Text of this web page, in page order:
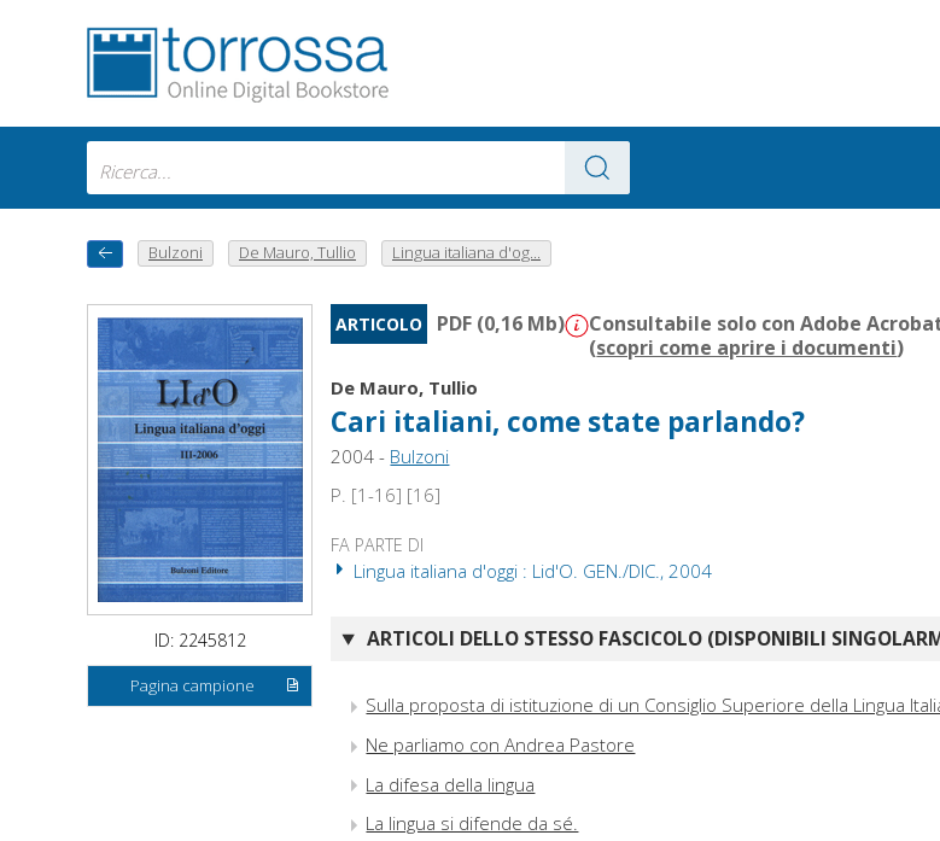
Bulzoni De Mauro, Tullio Lingua italiana d'og...
ID: 2245812
Pagina campione
ARTICOLO PDF (0,16 Mb)
Consultabile solo con Adobe
(scopri come aprire i documenti)
De Mauro, Tullio
Cari italiani, come state parlando?
2004 - Bulzoni
P. [1-16] [16]
FA PARTE DI
Lingua italiana d'oggi : Lid'O. GEN./DIC., 2004
ARTICOLI DELLO STESSO FASCICOLO (DISPONIBILI
Sulla proposta di istituzione di un Consiglio Superiore della Lingua
Ne parliamo con Andrea Pastore
La difesa della lingua
La lingua si difende da sé.